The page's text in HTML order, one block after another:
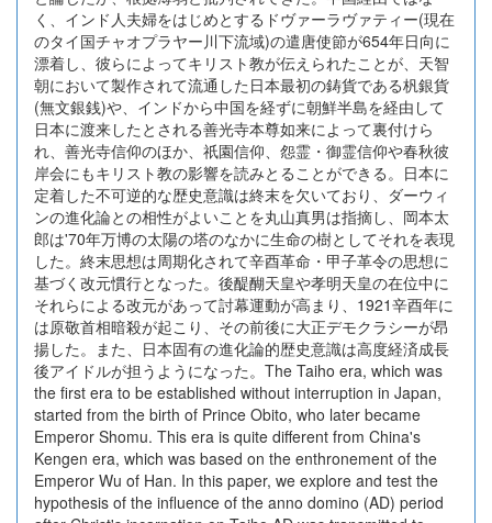
く、インド人夫婦をはじめとするドヴァーラヴァティー(現在
のタイ国チャオプラヤー川下流域)の遣唐使節が654年日向に
漂着し、彼らによってキリスト教が伝えられたことが、天智
朝において製作されて流通した日本最初の鋳貨である杋銀貨
(無文銀銭)や、インドから中国を経ずに朝鮮半島を経由して
日本に渡来したとされる善光寺本尊如来によって裏付けら
れ、善光寺信仰のほか、祇園信仰、怨霊・御霊信仰や春秋彼
岸会にもキリスト教の影響を読みとることができる。日本に
定着した不可逆的な歴史意識は終末を欠いており、ダーウィ
ンの進化論との相性がよいことを丸山真男は指摘し、岡本太
郎は'70年万博の太陽の塔のなかに生命の樹としてそれを表現
した。終末思想は周期化されて辛酉革命・甲子革令の思想に
基づく改元慣行となった。後醍醐天皇や孝明天皇の在位中に
それらによる改元があって討幕運動が高まり、1921辛酉年に
は原敬首相暗殺が起こり、その前後に大正デモクラシーが昂
揚した。また、日本固有の進化論的歴史意識は高度経済成長
後アイドルが担うようになった。The Taiho era, which was
the first era to be established without interruption in Japan,
started from the birth of Prince Obito, who later became
Emperor Shomu. This era is quite different from China's
Kengen era, which was based on the enthronement of the
Emperor Wu of Han. In this paper, we explore and test the
hypothesis of the influence of the anno domino (AD) period